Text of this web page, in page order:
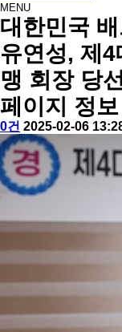
MENU
news
대한민국
유연성, 제
맹 회장 당선
페이지 정보
작
성
자
배
드
민
턴
코
리
댓
글
0건 작
성
일
2025-02-06
본
문